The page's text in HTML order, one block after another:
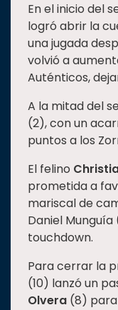
En el inicio del
logró abrir la
una jugada
volvió a
Auténticos,
A la mitad del
(2), con un
puntos a los
El felino
prometida a
mariscal de
Daniel
touchdown.
Para cerrar la
(10) lanzó un
Olvera (8)